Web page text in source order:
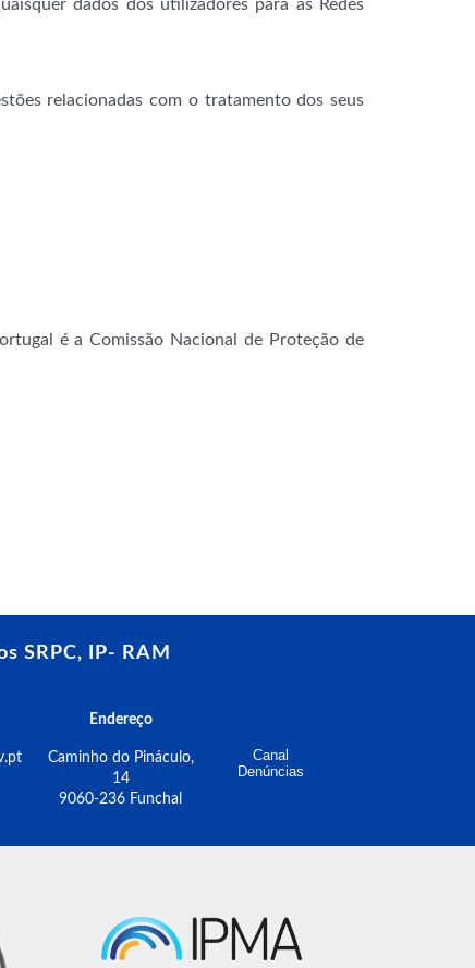
dados dos utilizadores para as Redes
relacionadas com o tratamento dos seus
é a Comissão Nacional de Proteção de
SRPC, IP- RAM
Endereço
Caminho do Pináculo,
14
9060-236 Funchal
Canal
Denúncias